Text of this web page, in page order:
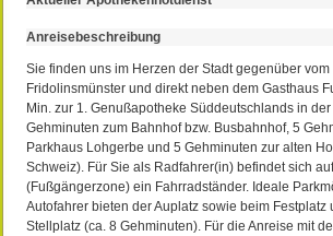
Anreisebeschreibung
Sie finden uns im Herzen der Stadt gegenüber
Fridolinsmünster und direkt neben dem Gasthaus
Min. zur 1. Genußapotheke Süddeutschlands in
Gehminuten zum Bahnhof bzw. Busbahnhof, 5
Parkhaus Lohgerbe und 5 Gehminuten zur alten
Schweiz). Für Sie als Radfahrer(in) befindet sich
(Fußgängerzone) ein Fahrradständer. Ideale
Autofahrer bieten der Auplatz sowie beim Festplatz
Stellplatz (ca. 8 Gehminuten). Für die Anreise mit